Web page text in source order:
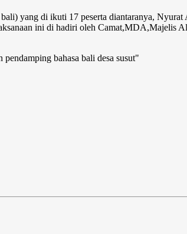
yang di ikuti 17 peserta diantaranya,
ini di hadiri oleh Camat,MDA,Majelis
bahasa bali desa susut"